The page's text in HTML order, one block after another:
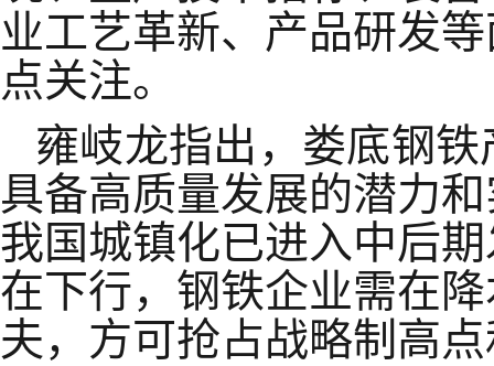
业工艺革新、产品研发
点关注。
雍岐龙指出，娄底钢
具备高质量发展的潜力
我国城镇化已进入中后
在下行，钢铁企业需在
夫，方可抢占战略制高